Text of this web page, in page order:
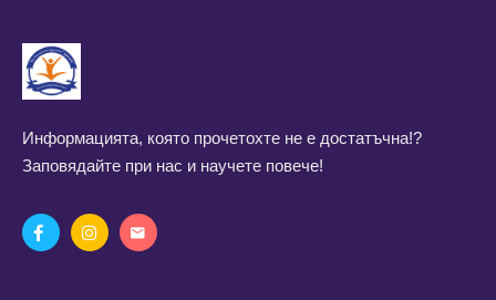
Информацията, която прочетохте не е достатъчна!?
Заповядайте при нас и научете повече!